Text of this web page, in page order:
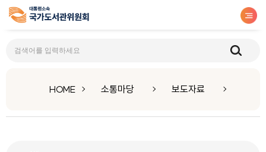
HOME 소통마당 보도자료